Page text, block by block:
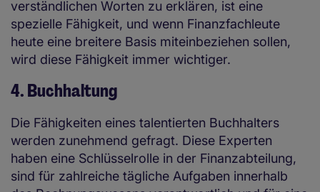
verständlichen Worten zu erklären, ist eine
spezielle Fähigkeit, und wenn Finanzfachleute
heute eine breitere Basis miteinbeziehen sollen,
wird diese Fähigkeit immer wichtiger.
4. Buchhaltung
Die Fähigkeiten eines talentierten Buchhalters
werden zunehmend gefragt. Diese Experten
haben eine Schlüsselrolle in der Finanzabteilung,
sind für zahlreiche tägliche Aufgaben innerhalb